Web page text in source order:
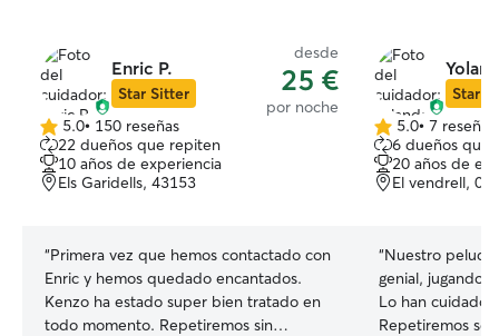
Enric P.
Star Sitter
desde
25 €
por noche
5.0
de
5
estrellas
5.0• 150 reseñas
22 dueños que repiten
10 años de experiencia
Els Garidells, 43153
“Primera vez que hemos contactado con
Enric y hemos quedado encantados.
Kenzo ha estado super bien tratado en
todo momento. Repetiremos sin
Star
5.0
de
5
estrellas
5.0• 7 reseñas
6 dueños que
20 años de
El vendrell,
“Nuestro
genial, jugando
Lo han cuidado y mimado muchisimo.
Repetiremos